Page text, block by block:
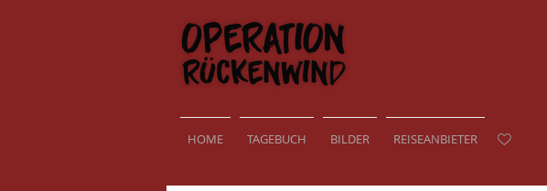
HOME TAGEBUCH BILDER REISEANBIETER